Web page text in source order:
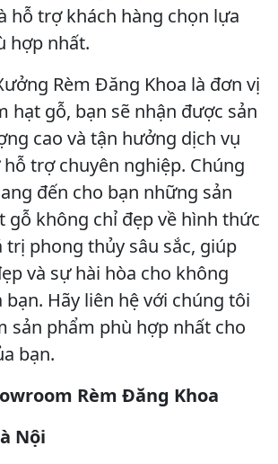
hỗ trợ khách hàng chọn lựa
hợp nhất.
Rèm Đăng Khoa là đơn vị
hạt gỗ, bạn sẽ nhận được sản
cao và tận hưởng dịch vụ
trợ chuyên nghiệp. Chúng
đến cho bạn những sản
gỗ không chỉ đẹp về hình thức
trị phong thủy sâu sắc, giúp
và sự hài hòa cho không
bạn. Hãy liên hệ với chúng tôi
sản phẩm phù hợp nhất cho
bạn.
Rèm Đăng Khoa
Nội